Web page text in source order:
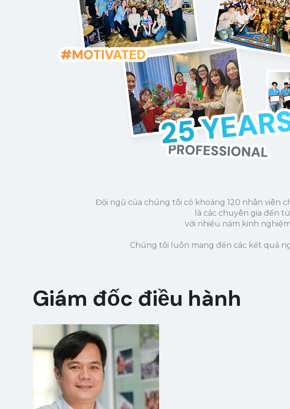
Đội ngũ của chúng tôi có khoảng 120 nhân viên
là các chuyên gia đến
với nhiều năm kinh
Chúng tôi luôn mang đến các kết quả
Giám đốc điều hành